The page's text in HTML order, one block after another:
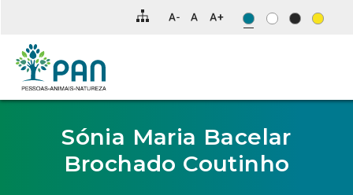
para
conteúdo
principal
da
Sónia Maria Bacelar
Brochado Coutinho